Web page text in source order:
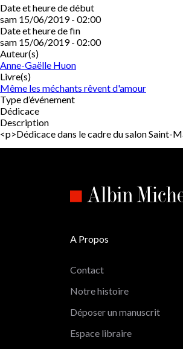
Date et heure de début
sam 15/06/2019 - 02:00
Date et heure de fin
sam 15/06/2019 - 02:00
Auteur(s)
Anne-Gaëlle Huon
Livre(s)
Même les méchants rêvent d'amour
Type d’événement
Dédicace
Description
<p>Dédicace dans le cadre du salon Saint-
A Propos
Contact
Notre histoire
Déposer un manuscrit
Espace libraire